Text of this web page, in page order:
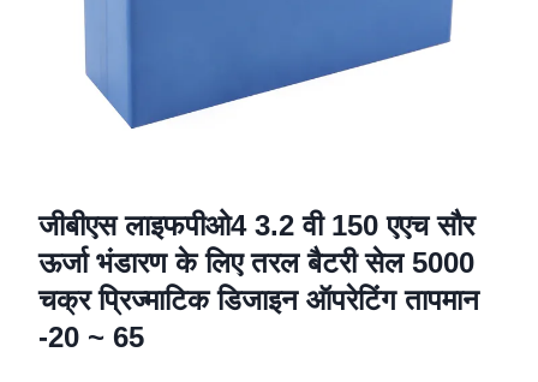
जीबीएस लाइफपीओ4 3.2 वी 150 एएच सौर
ऊर्जा भंडारण के लिए तरल बैटरी सेल 5000
चक्र प्रिज्माटिक डिजाइन ऑपरेटिंग तापमान
-20 ~ 65